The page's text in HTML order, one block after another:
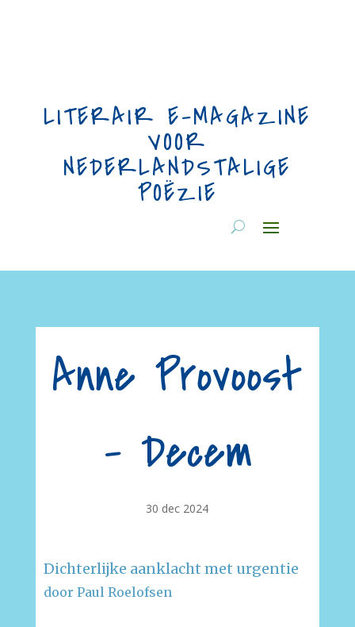
LITERAIR E-MAGAZINE
VOOR
NEDERLANDSTALIGE
POËZIE
Anne Provoost
– Decem
30 dec 2024
Dichterlijke aanklacht met urgentie
door Paul Roelofsen